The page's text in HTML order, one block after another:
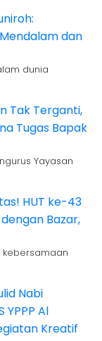
dan
dunia
Tak Terganti,
Tugas Bapak
Yayasan
HUT ke-43
Bazar,
Nabi
YPPP Al
Kreatif